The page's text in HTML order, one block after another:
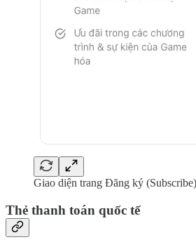
Giao diện trang Đăng ký
Thẻ thanh toán quốc tế